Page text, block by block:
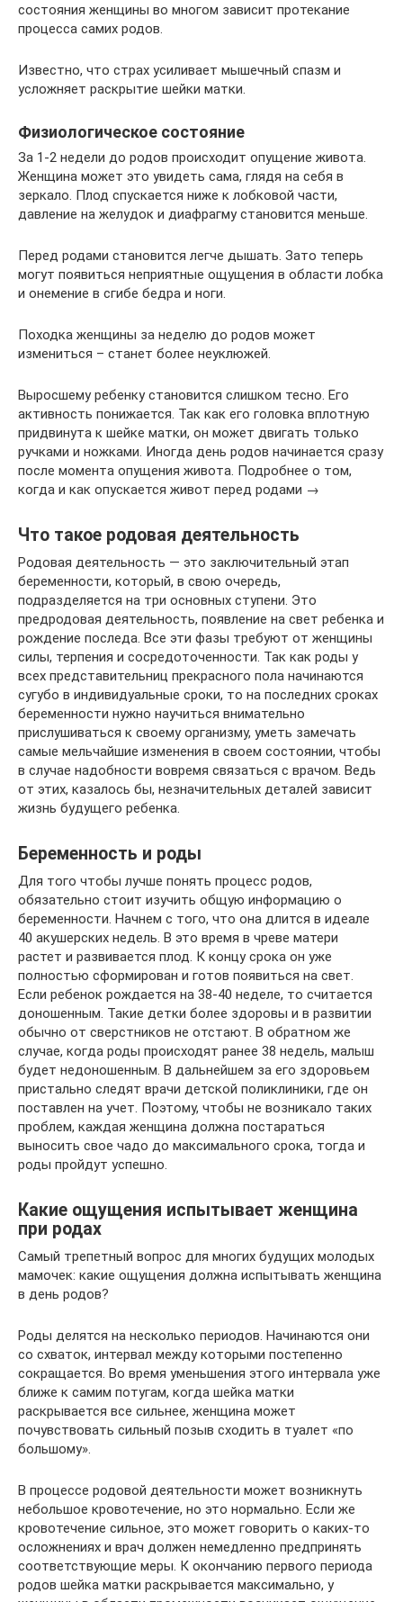
состояния женщины во многом зависит протекание
процесса самих родов.
Известно, что страх усиливает мышечный спазм и
усложняет раскрытие шейки матки.
Физиологическое состояние
За 1-2 недели до родов происходит опущение живота.
Женщина может это увидеть сама, глядя на себя в
зеркало. Плод спускается ниже к лобковой части,
давление на желудок и диафрагму становится меньше.
Перед родами становится легче дышать. Зато теперь
могут появиться неприятные ощущения в области лобка
и онемение в сгибе бедра и ноги.
Походка женщины за неделю до родов может
измениться – станет более неуклюжей.
Выросшему ребенку становится слишком тесно. Его
активность понижается. Так как его головка вплотную
придвинута к шейке матки, он может двигать только
ручками и ножками. Иногда день родов начинается сразу
после момента опущения живота. Подробнее о том,
когда и как опускается живот перед родами →
Что такое родовая деятельность
Родовая деятельность — это заключительный этап
беременности, который, в свою очередь,
подразделяется на три основных ступени. Это
предродовая деятельность, появление на свет ребенка и
рождение последа. Все эти фазы требуют от женщины
силы, терпения и сосредоточенности. Так как роды у
всех представительниц прекрасного пола начинаются
сугубо в индивидуальные сроки, то на последних сроках
беременности нужно научиться внимательно
прислушиваться к своему организму, уметь замечать
самые мельчайшие изменения в своем состоянии, чтобы
в случае надобности вовремя связаться с врачом. Ведь
от этих, казалось бы, незначительных деталей зависит
жизнь будущего ребенка.
Беременность и роды
Для того чтобы лучше понять процесс родов,
обязательно стоит изучить общую информацию о
беременности. Начнем с того, что она длится в идеале
40 акушерских недель. В это время в чреве матери
растет и развивается плод. К концу срока он уже
полностью сформирован и готов появиться на свет.
Если ребенок рождается на 38-40 неделе, то считается
доношенным. Такие детки более здоровы и в развитии
обычно от сверстников не отстают. В обратном же
случае, когда роды происходят ранее 38 недель, малыш
будет недоношенным. В дальнейшем за его здоровьем
пристально следят врачи детской поликлиники, где он
поставлен на учет. Поэтому, чтобы не возникало таких
проблем, каждая женщина должна постараться
выносить свое чадо до максимального срока, тогда и
роды пройдут успешно.
Какие ощущения испытывает женщина
при родах
Самый трепетный вопрос для многих будущих молодых
мамочек: какие ощущения должна испытывать женщина
в день родов?
Роды делятся на несколько периодов. Начинаются они
со схваток, интервал между которыми постепенно
сокращается. Во время уменьшения этого интервала уже
ближе к самим потугам, когда шейка матки
раскрывается все сильнее, женщина может
почувствовать сильный позыв сходить в туалет «по
большому».
В процессе родовой деятельности может возникнуть
небольшое кровотечение, но это нормально. Если же
кровотечение сильное, это может говорить о каких-то
осложнениях и врач должен немедленно предпринять
соответствующие меры. К окончанию первого периода
родов шейка матки раскрывается максимально, у